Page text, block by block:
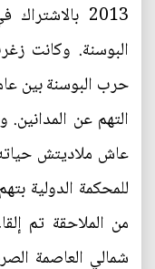
2013
البوسنة. وكانت
عاش ملاديتش
شمالي العاصمة